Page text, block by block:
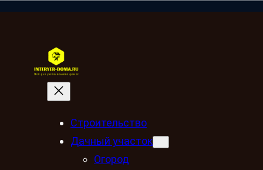
Строительство
Дачный участок
Огород